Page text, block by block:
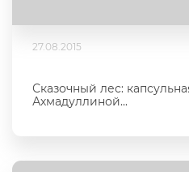
27.08.2015
Сказочный лес:
Ахмадуллиной...